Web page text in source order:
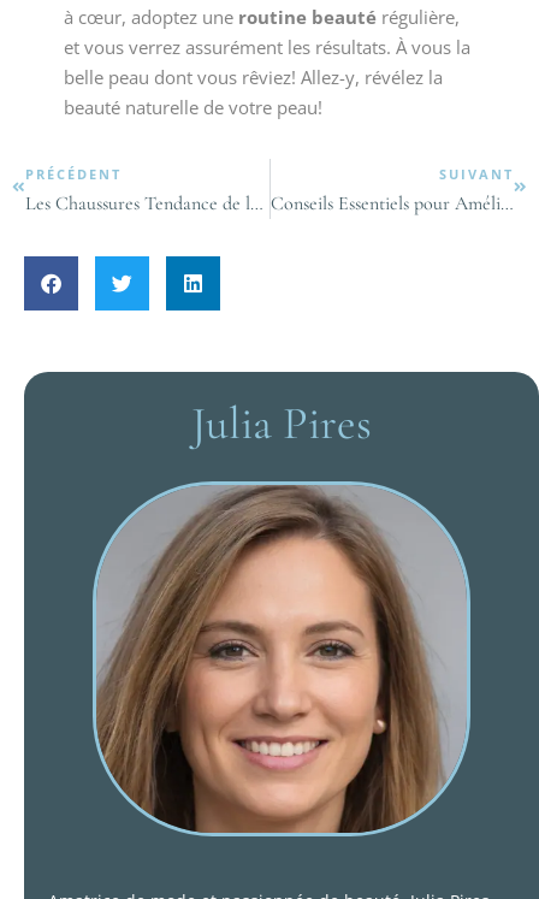
à cœur, adoptez une routine beautérégulière,
et vous verrez assurément les résultats. À vous la
belle peau dont vous rêviez! Allez-y, révélez la
beauté naturelle de votre peau!
PRÉCÉDENT
Les Chaussures Tendance de la Saison pour Femme
SUIVANT
Conseils Essentiels pour Améliorer Votre Sommeil au Féminin
Julia Pires